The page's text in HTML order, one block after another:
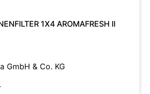
1X4 AROMAFRESH II
GmbH & Co. KG